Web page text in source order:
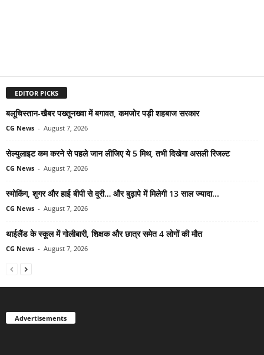
EDITOR PICKS
बलूचिस्तान-खैबर पख्तूनख्वा में बगावत, कमजोर पड़ी शहबाज सरकार
CG News - August 7, 2026
सेल्युलाइट कम करने से पहले जान लीजिए ये 5 मिथ, तभी दिखेगा असली रिजल्ट
CG News - August 7, 2026
स्मोकिंग, शुगर और हाई बीपी से दूरी… और बुढ़ापे में मिलेगी 13 साल ज्यादा...
CG News - August 7, 2026
थाईलैंड के स्कूल में गोलीबारी, शिक्षक और छात्र समेत 4 लोगों की मौत
CG News - August 7, 2026
Advertisements